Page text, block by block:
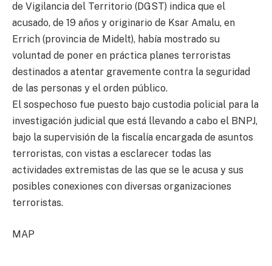
de Vigilancia del Territorio (DGST) indica que el
acusado, de 19 años y originario de Ksar Amalu, en
Errich (provincia de Midelt), había mostrado su
voluntad de poner en práctica planes terroristas
destinados a atentar gravemente contra la seguridad
de las personas y el orden público.
El sospechoso fue puesto bajo custodia policial para la
investigación judicial que está llevando a cabo el BNPJ,
bajo la supervisión de la fiscalía encargada de asuntos
terroristas, con vistas a esclarecer todas las
actividades extremistas de las que se le acusa y sus
posibles conexiones con diversas organizaciones
terroristas.
MAP